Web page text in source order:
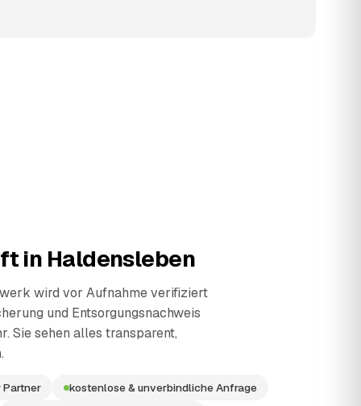
in Haldensleben
wird vor Aufnahme verifiziert
und Entsorgungsnachweis
Sie sehen alles transparent,
Partner kostenlose & unverbindliche Anfrage